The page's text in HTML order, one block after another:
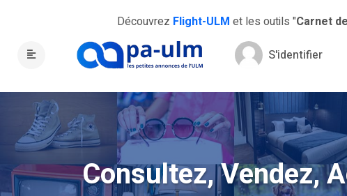
Découvrez Flight-ULM et les outils "Carnet
S'identifier
Consultez, Vendez,